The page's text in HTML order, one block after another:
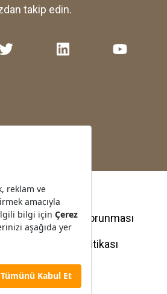
takip edin.
Kişisel Verilerin Korunması
Bilgi Güvenliği Politikası